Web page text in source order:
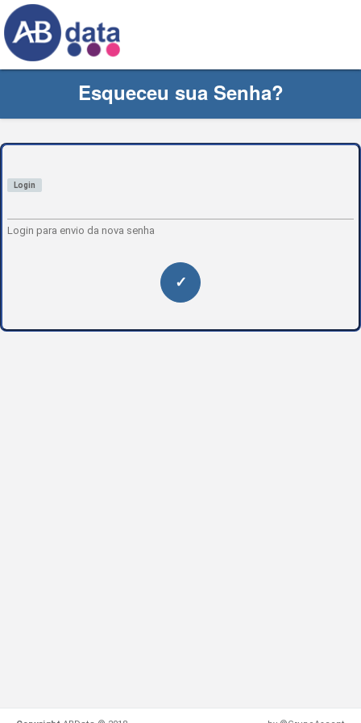
Esqueceu sua Senha?
Login
Login para envio da nova senha
✓